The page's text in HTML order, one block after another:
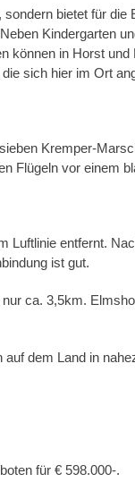
bietet für
Kindergarten
können in Horst
sich hier im Ort
Kremper-
Flügeln vor einem
Luftlinie entfernt.
ist gut.
ca. 3,5km.
dem Land in
für € 598.000-.